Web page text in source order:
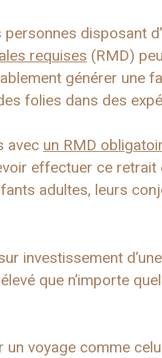
personnes disposant
requises (RMD)
générer une
folies dans des
avec un RMD
effectuer ce retrait
adultes, leurs
investissement
que n’importe
un voyage comme